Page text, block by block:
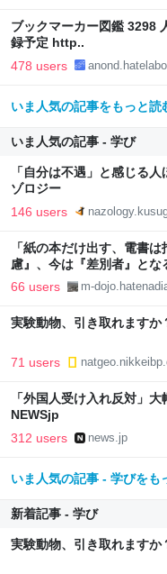
ブックマーカー図鑑 3298
録予定 http..
478 users
いま人気の記事をもっと読
いま人気の記事 - 学び
「自分は不遇」と感じる
ゾロジー
146 users
「紙の本だけ出す、電書
慮』、今は『差別者』と
ーQUIET & COLORFUL
66 users m-
実験動物、引き取れます
71 users
「外国人受け入れ反対」
NEWSjp
312 users news.jp
いま人気の記事 - 学びをも
新着記事 - 学び
実験動物、引き取れます